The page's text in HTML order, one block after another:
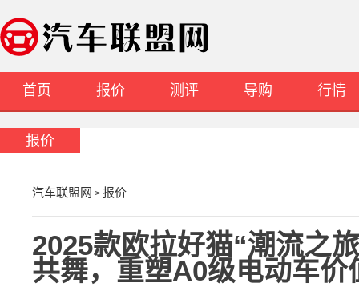
首页 报价 测评 导购 行情
报价
汽车联盟网 > 报价
2025款欧拉好猫“潮流之
共舞，重塑A0级电动车价